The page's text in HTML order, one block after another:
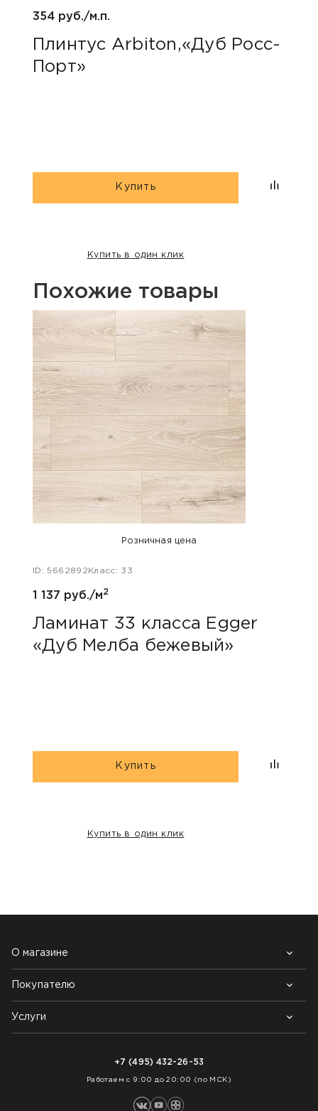
354 руб./м.п.
Плинтус Arbiton,«Дуб Росс-
Порт»
Купить
Купить в один клик
Похожие товары
Розничная цена
ID: 5662892 Класс: 33
1 137 руб./м2
Ламинат 33 класса Egger
«Дуб Мелба бежевый»
Купить
Купить в один клик
О магазине
Почему выбирают нас
Контакты
Блог
Покупателю
Возврат товара
Как заказать
Услуги
+7 (495) 432-26-53
Работаем с 9:00 до 20:00 (по МСК)